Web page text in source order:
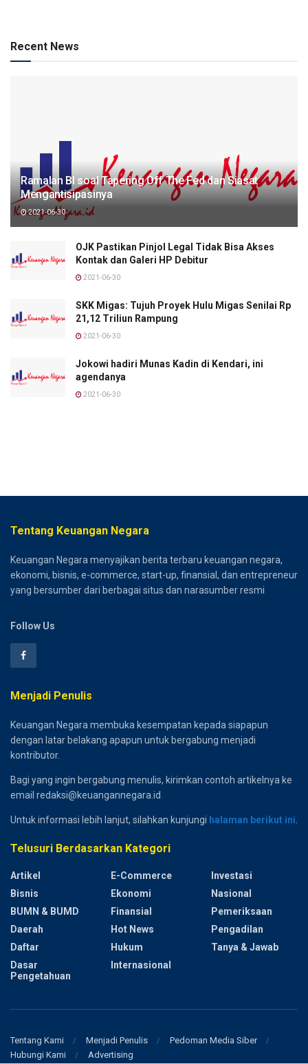
Recent News
Ramalan BI soal Tapering Off The Fed dan Siasat
Mengantisipasinya
2021-06-30
OJK Pastikan Pinjol Legal Tidak Bisa Akses
Kontak dan Galeri HP Debitur
2021-06-30
SKK Migas: Tujuh Proyek Hulu Migas Senilai Rp
21,12 Triliun Rampung
2021-06-30
Jokowi hadiri Munas Kadin di Kendari, ini
agendanya
2021-06-30
Tentang Keuangan Negara
Keuangan Negara menyajikan berita terbaru keuangan negara,
ekonomi, bisnis, e-commerce, start-up, finansial, dan entrepreneur
yang bersumber dari berbagai situs dan narasumber resmi
Follow Us
Menjadi Penulis
Keuangan Negara membuka kesempatan kepada siapapun
dengan latar belakang apapun untuk bergabung menjadi
kontributor.
Bagi yang ingin bergabung menulis, kirimkan contoh artikelnya ke
email redaksi@keuangannegara.id
Untuk informasi lebih lanjut, silahkan kunjungi halaman berikut ini
Telusuri Berdasarkan Kategori
Artikel
Bisnis
BUMN & BUMD
Daerah
Daftar
Dasar
Pengetahuan
E-Commerce
Ekonomi
Finansial
Hot News
Hukum
Internasional
Investasi
Nasional
Pemeriksaan
Pengadilan
Tanya & Jawab
Tentang Kami Menjadi Penulis
Pedoman Media Siber
Hubungi Kami
Advertising